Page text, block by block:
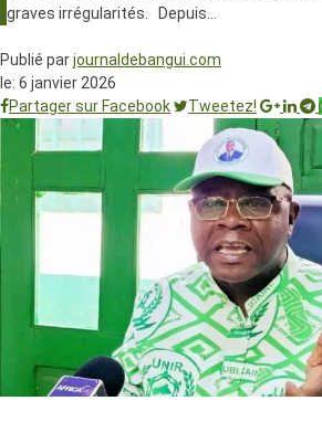
graves irrégularités. Depuis…
Publié parjournaldebangui.com
le: 6 janvier 2026
Partager sur Facebook
Tweetez!